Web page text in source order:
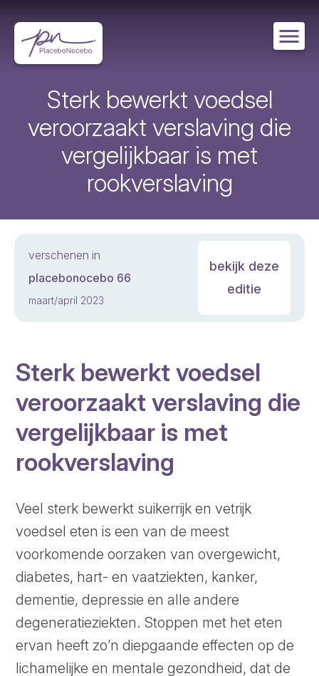
en
naar
de
Sterk bewerkt voedsel
veroorzaakt verslaving die
vergelijkbaar is met
rookverslaving
verschenen in
placebonocebo 66
maart/april 2023
bekijk deze
editie
Sterk bewerkt voedsel
veroorzaakt verslaving die
vergelijkbaar is met
rookverslaving
Veel sterk bewerkt suikerrijk en vetrijk
voedsel eten is een van de meest
voorkomende oorzaken van overgewicht,
diabetes, hart- en vaatziekten, kanker,
dementie, depressie en alle andere
degeneratieziekten. Stoppen met het eten
ervan heeft zo’n diepgaande effecten op de
lichamelijke en mentale gezondheid, dat de